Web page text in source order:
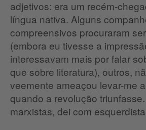
adjetivos: era um recém-
língua nativa. Alguns
compreensivos procuraram
(embora eu tivesse a
interessavam mais por falar
que sobre literatura), outros,
veemente ameaçou levar-me
quando a revolução
marxistas, dei com